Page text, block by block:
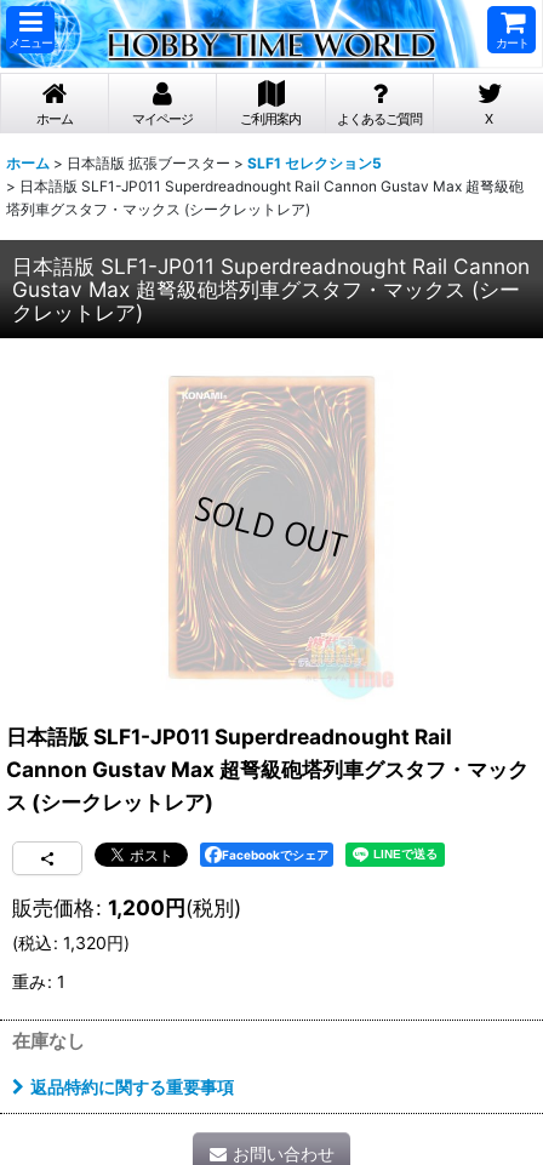
メニュー カート
ホーム マイページ ご利用案内 よくあるご質問 X
ホーム > 日本語版 拡張ブースター > SLF1 セレクション5
> 日本語版 SLF1-JP011 Superdreadnought Rail Cannon Gustav Max 超弩級砲
塔列車グスタフ・マックス (シークレットレア)
日本語版 SLF1-JP011 Superdreadnought Rail Cannon
Gustav Max 超弩級砲塔列車グスタフ・マックス (シー
クレットレア)
日本語版 SLF1-JP011 Superdreadnought Rail
Cannon Gustav Max 超弩級砲塔列車グスタフ・マック
ス (シークレットレア)
Facebookでシェア
販売価格: 1,200円(税別)
(税込: 1,320円)
重み: 1
在庫なし
返品特約に関する重要事項
お問い合わせ